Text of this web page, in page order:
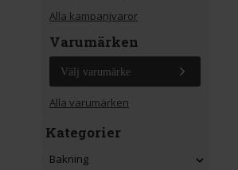
Alla kampanjvaror
Varumärken
Välj varumärke
Alla varumärken
Kategorier
Bakning